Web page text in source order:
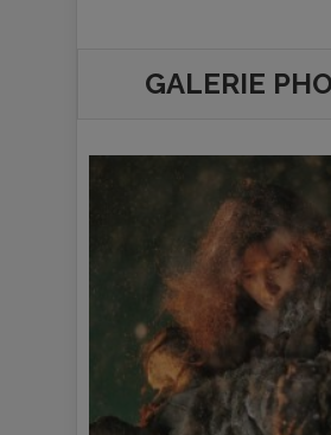
GALERIE